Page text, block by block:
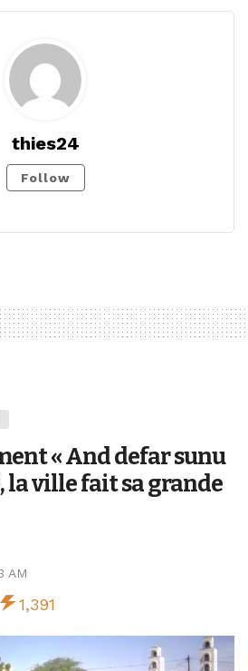
thies24
Follow
« And defar sunu
la ville fait sa grande
AM
1,391